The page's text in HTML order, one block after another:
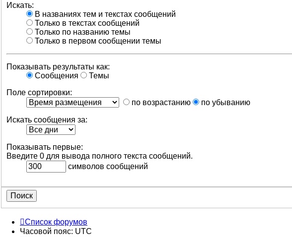
Искать:
В названиях тем и текстах сообщений
Только в текстах сообщений
Только по названию темы
Только в первом сообщении темы
Показывать результаты как:
Сообщения
Темы
Поле сортировки:
по возрастанию
по убыванию
Искать сообщения за:
Показывать первые:
Введите 0 для вывода полного текста сообщений.
символов сообщений
Список форумов
Часовой пояс: UTC